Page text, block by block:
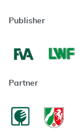
Publisher
Partner